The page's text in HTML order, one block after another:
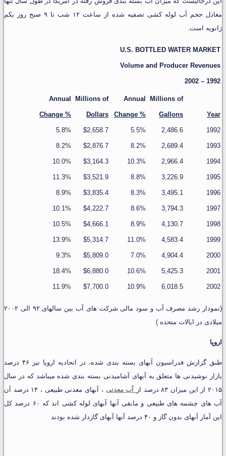
معادل حجم آب لوله کشی تصفیه شده از ساعت ۱۲ شب تا ۹ صبح روز یکم
ژانویه است.
U.S. BOTTLED WATER MARKET
Volume and Producer Revenues
1992 – 2002
Millions of
Annual
Millions of
Annual
Year
Gallons
% Change
Dollars
% Change
1992
2,486.6
5.5%
$2,658.7
5.8%
1993
2,689.4
8.2%
$2,876.7
8.2%
1994
2,966.4
10.3%
$3,164.3
10.0%
1995
3,226.9
8.8%
$3,521.9
11.3%
1996
3,495.1
8.3%
$3,835.4
8.9%
1997
3,794.3
8.6%
$4,222.7
10.1%
1998
4,130.7
8.9%
$4,666.1
10.5%
1999
4,583.4
11.0%
$5,314.7
13.9%
2000
4,904.4
7.0%
$5,809.0
9.3%
2001
5,425.3
10.6%
$6,880.0
18.4%
2002
6,018.5
10.9%
$7,700.0
11.9%
(نمودار رشد مصرف آب و سود مالی شرکت های آب بین سالهای ۹۲ الی ۲۰۰۲
میلادی در ایالات متحده )
اروپا
طبق گزارش فدراسیون آبهای بسته بندی شده، در اتحادیه اروپا نیز ۴۶ درصد
بازار نوشیدنی ها متعلق به آبهای آشامیدنی بسته بندی شده میباشد که در سال
۲۰۱۵ از این میزان ۸۳ درصد از
آب معدنی
، آبهای معدنی طبیعی ، ۱۴ درصد آن
آب های چشمه های طبیعی و مابقی آنها آبهای لوله کشی اند که ۶۰ درصد کل
این آمار آبهای بدون گاز و ۴۰ درصد آنها آبهای گازدار شده بودند